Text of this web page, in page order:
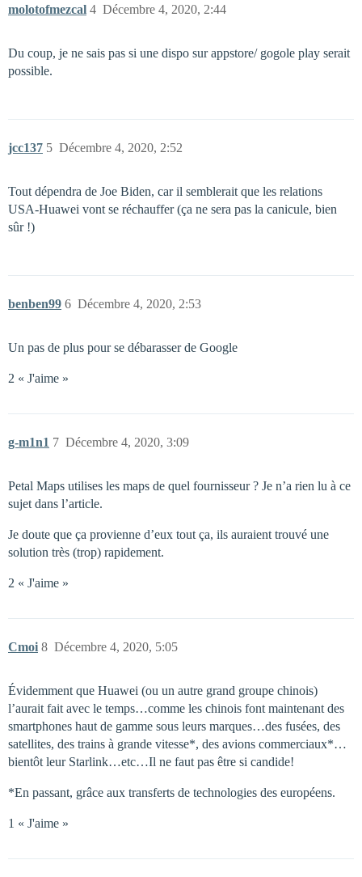
molotofmezcal Décembre 4, 2020, 2:44
4
Du coup, je ne sais pas si une dispo sur appstore/ gogole play serait
possible.
jcc137 Décembre 4, 2020, 2:52
5
Tout dépendra de Joe Biden, car il semblerait que les relations
USA-Huawei vont se réchauffer (ça ne sera pas la canicule, bien
sûr !)
benben99 Décembre 4, 2020, 2:53
6
Un pas de plus pour se débarasser de Google
2 « J'aime »
g-m1n1 Décembre 4, 2020, 3:09
7
Petal Maps utilises les maps de quel fournisseur ? Je n’a rien lu à ce
sujet dans l’article.
Je doute que ça provienne d’eux tout ça, ils auraient trouvé une
solution très (trop) rapidement.
2 « J'aime »
Cmoi Décembre 4, 2020, 5:05
8
Évidemment que Huawei (ou un autre grand groupe chinois)
l’aurait fait avec le temps…comme les chinois font maintenant des
smartphones haut de gamme sous leurs marques…des fusées, des
satellites, des trains à grande vitesse*, des avions commerciaux*…
bientôt leur Starlink…etc…Il ne faut pas être si candide!
*En passant, grâce aux transferts de technologies des européens.
1 « J'aime »